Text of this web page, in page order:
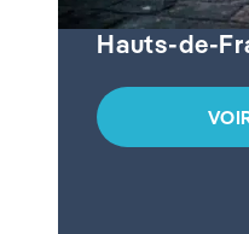
Hauts-de-